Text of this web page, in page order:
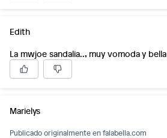
Edith
La mwjoe sandalia.., muy vomoda y bella
Marielys
Publicado originalmente enfalabella.com